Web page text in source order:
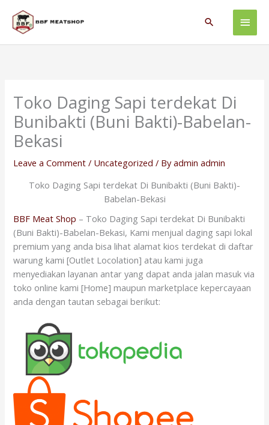
content
Main
Search
Toko Daging Sapi terdekat Di
Bunibakti (Buni Bakti)-Babelan-
Bekasi
Leave a Comment / Uncategorized / Byadmin admin
Toko Daging Sapi terdekat Di Bunibakti (Buni Bakti)-
Babelan-Bekasi
BBF Meat Shop – Toko Daging Sapi terdekat Di Bunibakti
(Buni Bakti)-Babelan-Bekasi, Kami menjual daging sapi lokal
premium yang anda bisa lihat alamat kios terdekat di daftar
warung kami [Outlet Locolation] atau kami juga
menyediakan layanan antar yang dapat anda jalan masuk via
toko online kami [Home] maupun marketplace kepercayaan
anda dengan tautan sebagai berikut: